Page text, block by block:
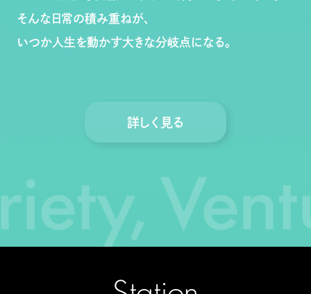
情報収集モジュール等について
法人の方はこちら
OfferBox
そんな日常の積み重ねが、
いつか人生を動かす大きな分岐点になる。
詳しく見る